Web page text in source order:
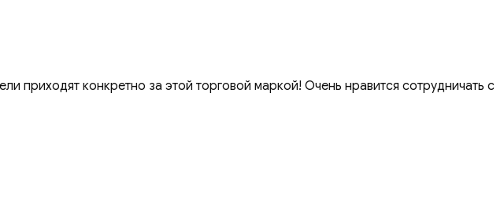
приходят конкретно за этой торговой маркой! Очень нравится сотрудничать с